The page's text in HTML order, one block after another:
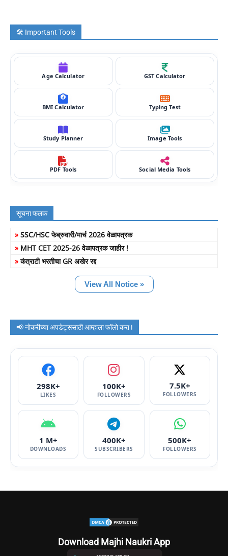
🛠️ Important Tools
Age Calculator GST Calculator
BMI Calculator Typing Test
Study Planner Image Tools
PDF Tools Social Media Tools
सूचना फलक
» SSC/HSC फेब्रुवारी/मार्च 2026 वेळापत्रक
» MHT CET 2025-26 वेळापत्रक जाहीर !
»कंत्राटी भरतीचा GR अखेर रद्द
View All Notice »
📢 नोकरीच्या अपडेट्ससाठी आम्हाला फॉलो करा !
298K+
LIKES
100K+
FOLLOWERS
7.5K+
FOLLOWERS
1 M+
DOWNLOADS
400K+
SUBSCRIBERS
500K+
FOLLOWERS
Download Majhi Naukri App